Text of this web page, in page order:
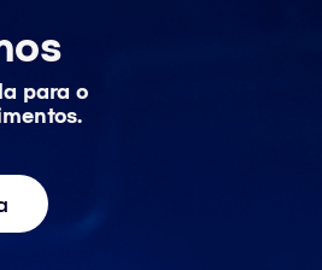
para o